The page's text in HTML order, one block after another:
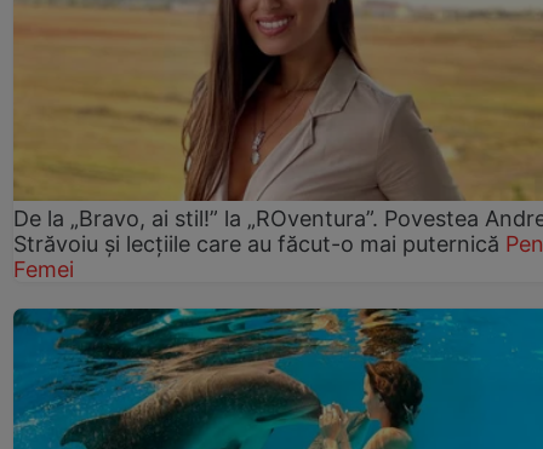
De la „Bravo, ai stil!” la „ROventura”. Povestea
Străvoiu și lecțiile care au făcut-o mai puternică
Femei